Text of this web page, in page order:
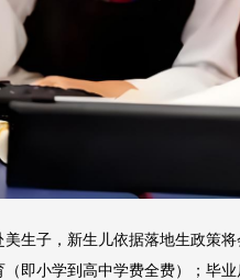
美生子，新生儿依据落地生政策
（即小学到高中学费全费）；毕